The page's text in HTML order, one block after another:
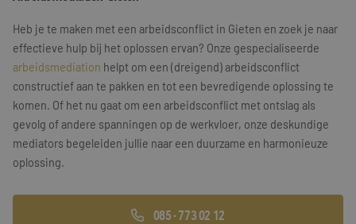
Training & Leiderschap
Referenties
Blogs
Gratis folder
Contact
Heb je te maken met een arbeidsconflict in Gieten en zoek je naar
effectieve hulp bij het oplossen ervan? Onze gespecialiseerde
arbeidsmediation helpt om een (dreigend) arbeidsconflict
constructief aan te pakken en tot een bevredigende oplossing te
komen. Of het nu gaat om een arbeidsconflict met ontslag als
gevolg of andere spanningen op de werkvloer, onze deskundige
mediators begeleiden jullie naar een duurzame en harmonieuze
oplossing.
085 - 773 02 12